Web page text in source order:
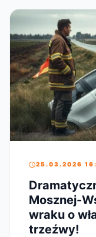
25.03.2026
Mosznej-
wraku o
trzeźwy!